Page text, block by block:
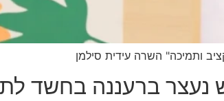
ותמיכה" השרה עידית סילמן
ברעננה בחשד